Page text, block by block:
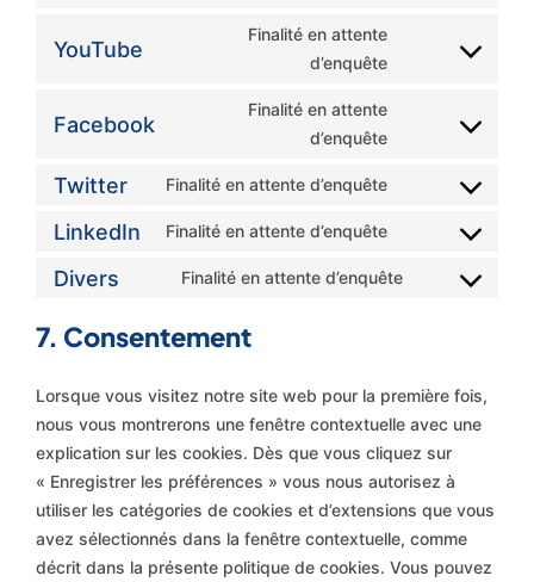
YouTube
Finalité en attente
d’enquête
Facebook
Finalité en attente
d’enquête
Twitter Finalité en attente d’enquête
LinkedIn Finalité en attente d’enquête
Divers Finalité en attente d’enquête
7. Consentement
Lorsque vous visitez notre site web pour la première fois,
nous vous montrerons une fenêtre contextuelle avec une
explication sur les cookies. Dès que vous cliquez sur
« Enregistrer les préférences » vous nous autorisez à
utiliser les catégories de cookies et d’extensions que vous
avez sélectionnés dans la fenêtre contextuelle, comme
décrit dans la présente politique de cookies. Vous pouvez